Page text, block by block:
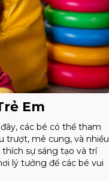
Em
các bé có thể tham
trượt, mê cung, và nhiều
sự sáng tạo và trí
lý tưởng để các bé vui